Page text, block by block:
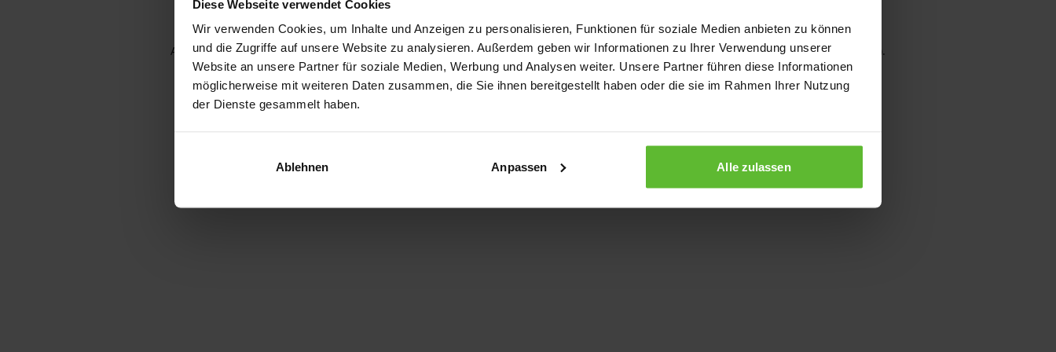
Diese Webseite verwendet Cookies
Wir verwenden Cookies, um Inhalte und Anzeigen zu personalisieren, Funktionen für soziale Medien anbieten zu können
und die Zugriffe auf unsere Website zu analysieren. Außerdem geben wir Informationen zu Ihrer Verwendung unserer
Website an unsere Partner für soziale Medien, Werbung und Analysen weiter. Unsere Partner führen diese Informationen
möglicherweise mit weiteren Daten zusammen, die Sie ihnen bereitgestellt haben oder die sie im Rahmen Ihrer Nutzung
der Dienste gesammelt haben.
Ablehnen Anpassen Alle zulassen
Application error: a client-side exception has occurred while loading www.kurzwego.de (see the browser console for more information).